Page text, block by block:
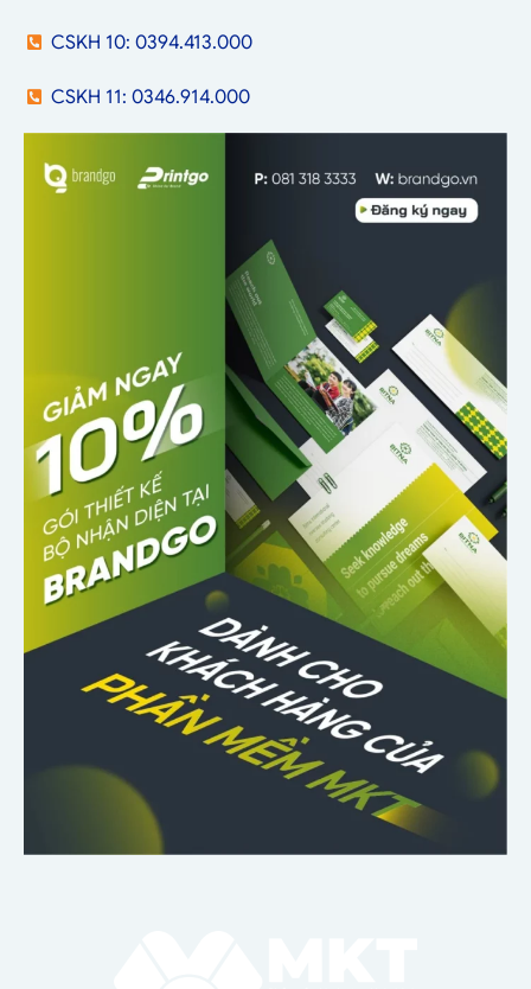
CSKH 10: 0394.413.000
CSKH 11: 0346.914.000